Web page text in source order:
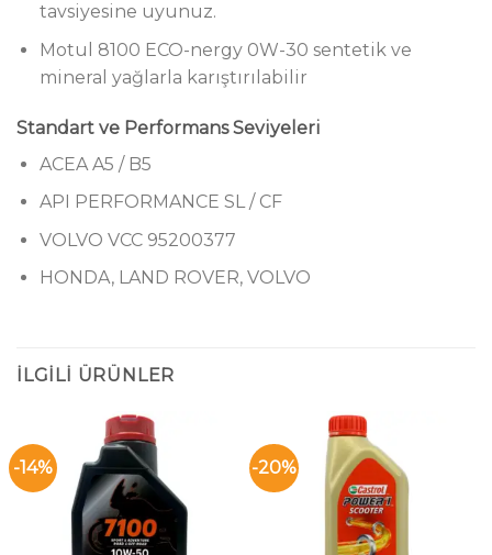
tavsiyesine uyunuz.
Motul 8100 ECO-nergy 0W-30 sentetik ve
mineral yağlarla karıştırılabilir
Standart ve Performans Seviyeleri
ACEA A5 / B5
API PERFORMANCE SL / CF
VOLVO VCC 95200377
HONDA, LAND ROVER, VOLVO
İLGILI ÜRÜNLER
-14% -20%